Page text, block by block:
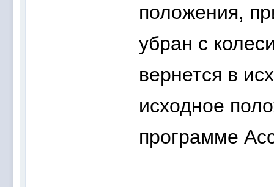
положения,
убран с
вернется в
исходное
программе